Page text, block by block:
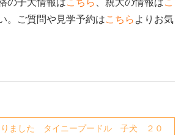
。ご質問や見学予約はこちら よりお気
りました タイニープードル 子犬 ２０